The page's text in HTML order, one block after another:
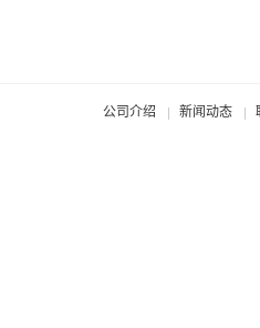
公司介绍 新闻动态